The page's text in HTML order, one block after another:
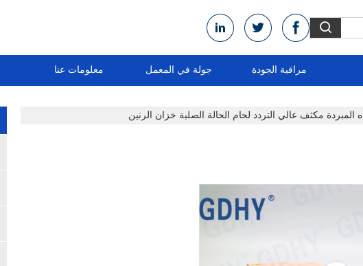
معلومات عنا جولة في المعمل مراقبة الجودة